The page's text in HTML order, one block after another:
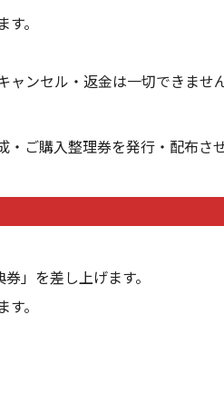
。
ンセル・返金は一切できません
ご購入整理券を発行・配布さ
」を差し上げます。
。